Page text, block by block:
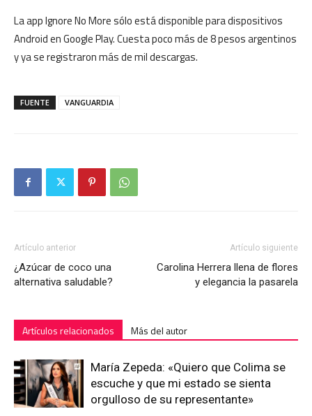
La app Ignore No More sólo está disponible para dispositivos
Android en Google Play. Cuesta poco más de 8 pesos argentinos
y ya se registraron más de mil descargas.
FUENTE VANGUARDIA
Artículo anterior
¿Azúcar de coco una
alternativa saludable?
Artículo siguiente
Carolina Herrera llena de flores
y elegancia la pasarela
Artículos relacionados Más del autor
María Zepeda: «Quiero que Colima se
escuche y que mi estado se sienta
orgulloso de su representante»